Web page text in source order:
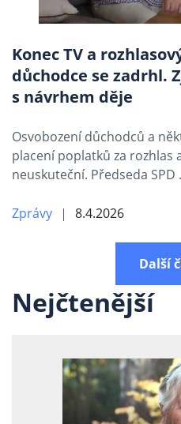
Konec TV a
důchodce se zadrhl.
s návrhem děje
Osvobození důchodců a
placení poplatků za rozhlas
neuskuteční. Předseda SPD
Zprávy 8.4.2026
Další
Nejčtenější